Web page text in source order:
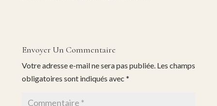
Envoyer Un Commentaire
Votre adresse e-mail ne sera pas publiée. Les champs
obligatoires sont indiqués avec *